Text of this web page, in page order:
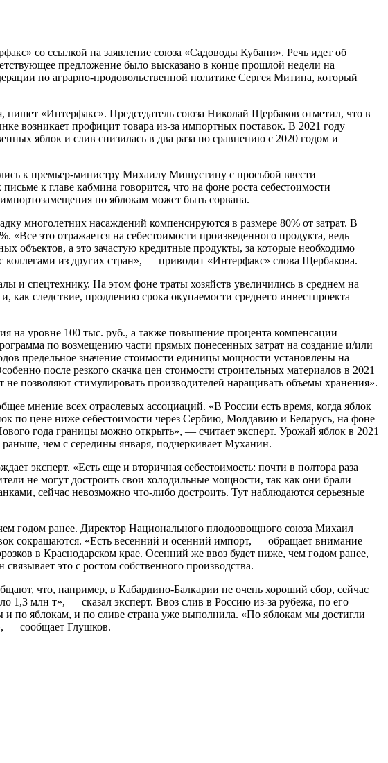
со ссылкой на заявление союза «Садоводы Кубани». Речь идет об
предложение было высказано в конце прошлой недели на
по аграрно-продовольственной политике Сергея Митина, который
«Интерфакс». Председатель союза Николай Щербаков отметил, что в
возникает профицит товара из-за импортных поставок. В 2021 году
яблок и слив снизилась в два раза по сравнению с 2020 годом и
к премьер-министру Михаилу Мишустину с просьбой ввести
к главе кабмина говорится, что на фоне роста себестоимости
по яблокам может быть сорвана.
многолетних насаждений компенсируются в размере 80% от затрат. В
это отражается на себестоимости произведенного продукта, ведь
объектов, а это зачастую кредитные продукты, за которые необходимо
из других стран», — приводит «Интерфакс» слова Щербакова.
и спецтехнику. На этом фоне траты хозяйств увеличились в среднем на
следствие, продлению срока окупаемости среднего инвестпроекта
на уровне 100 тыс. руб., а также повышение процента компенсации
по возмещению части прямых понесенных затрат на создание и/или
предельное значение стоимости единицы мощности установлены на
после резкого скачка цен стоимости строительных материалов в 2021
позволяют стимулировать производителей наращивать объемы хранения».
мнение всех отраслевых ассоциаций. «В России есть время, когда яблок
по цене ниже себестоимости через Сербию, Молдавию и Беларусь, на фоне
года границы можно открыть», — считает эксперт. Урожай яблок в 2021
чем с середины января, подчеркивает Муханин.
эксперт. «Есть еще и вторичная себестоимость: почти в полтора раза
не могут достроить свои холодильные мощности, так как они брали
сейчас невозможно что-либо достроить. Тут наблюдаются серьезные
годом ранее. Директор Национального плодоовощного союза Михаил
сокращаются. «Есть весенний и осенний импорт, — обращает внимание
в Краснодарском крае. Осенний же ввоз будет ниже, чем годом ранее,
это с ростом собственного производства.
что, например, в Кабардино-Балкарии не очень хороший сбор, сейчас
1,3 млн т», — сказал эксперт. Ввоз слив в Россию из-за рубежа, по его
и по яблокам, и по сливе страна уже выполнила. «По яблокам мы достигли
— сообщает Глушков.